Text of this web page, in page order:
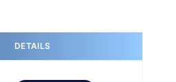
DETAILS